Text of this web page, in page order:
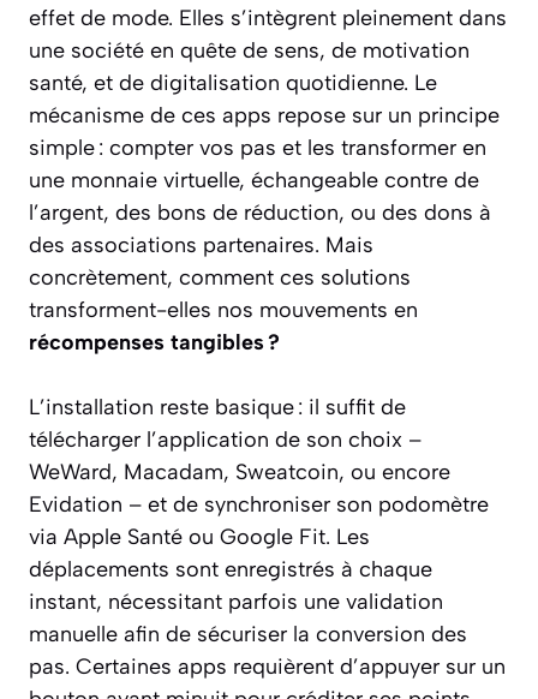
effet de mode. Elles s’intègrent pleinement dans
une société en quête de sens, de motivation
santé, et de digitalisation quotidienne. Le
mécanisme de ces apps repose sur un principe
simple : compter vos pas et les transformer en
une monnaie virtuelle, échangeable contre de
l’argent, des bons de réduction, ou des dons à
des associations partenaires. Mais
concrètement, comment ces solutions
transforment-elles nos mouvements en
récompenses tangibles ?
L’installation reste basique : il suffit de
télécharger l’application de son choix –
WeWard, Macadam, Sweatcoin, ou encore
Evidation – et de synchroniser son podomètre
via Apple Santé ou Google Fit. Les
déplacements sont enregistrés à chaque
instant, nécessitant parfois une validation
manuelle afin de sécuriser la conversion des
pas. Certaines apps requièrent d’appuyer sur un